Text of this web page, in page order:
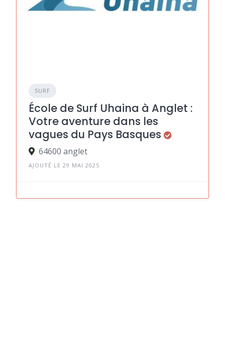
SURF
École de Surf Uhaina à Anglet :
Votre aventure dans les
vagues du Pays Basques
64600 anglet
AJOUTÉ LE 29 MAI 2025